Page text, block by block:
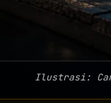
Ilustrasi: